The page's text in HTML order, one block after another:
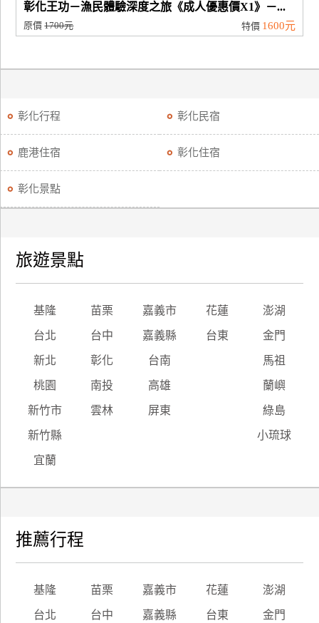
彰化王功－漁民體驗深度之旅《成人優惠價X1》－...
原價1700元 特價 1600元
彰化行程 彰化民宿
鹿港住宿 彰化住宿
彰化景點
旅遊景點
基隆 苗栗 嘉義市 花蓮 澎湖
台北 台中 嘉義縣 台東 金門
新北 彰化 台南 馬祖
桃園 南投 高雄 蘭嶼
新竹市 雲林 屏東 綠島
新竹縣 小琉球
宜蘭
推薦行程
基隆 苗栗 嘉義市 花蓮 澎湖
台北 台中 嘉義縣 台東 金門